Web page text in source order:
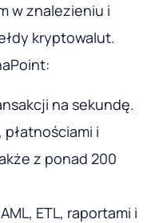
w znalezieniu i
kryptowalut.
na sekundę.
i
z ponad 200
ETL, raportami i